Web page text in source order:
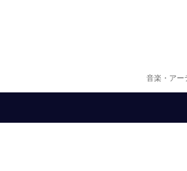
音楽・アー